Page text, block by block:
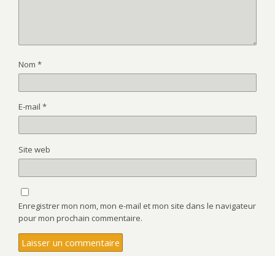
Nom *
E-mail *
Site web
Enregistrer mon nom, mon e-mail et mon site dans le navigateur
pour mon prochain commentaire.